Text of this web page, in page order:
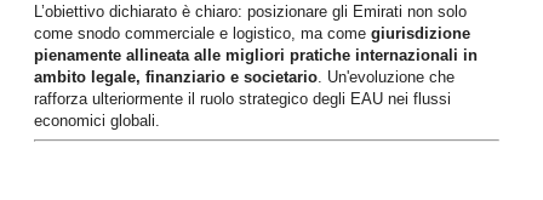
L’obiettivo dichiarato è chiaro: posizionare gli Emirati non solo
come snodo commerciale e logistico, ma comegiurisdizione
pienamente allineata alle migliori pratiche internazionali in
ambito legale, finanziario e societario . Un'evoluzione che
rafforza ulteriormente il ruolo strategico degli EAU nei flussi
economici globali.